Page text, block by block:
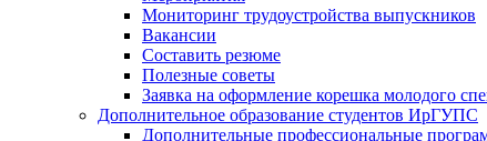
Мониторинг трудоустройства выпускников
Вакансии
Составить резюме
Полезные советы
Заявка на оформление корешка молодого
Дополнительное образование студентов ИрГУПС
Дополнительные профессиональные